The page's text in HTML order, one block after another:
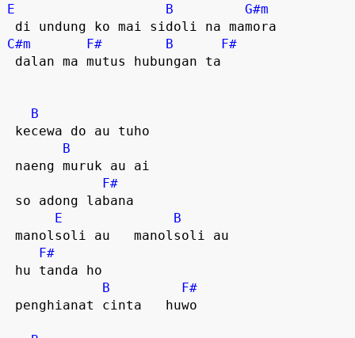
E
B
G#m
C#m
F# B
F#
B
B
F#
E
B
F#
B
F#